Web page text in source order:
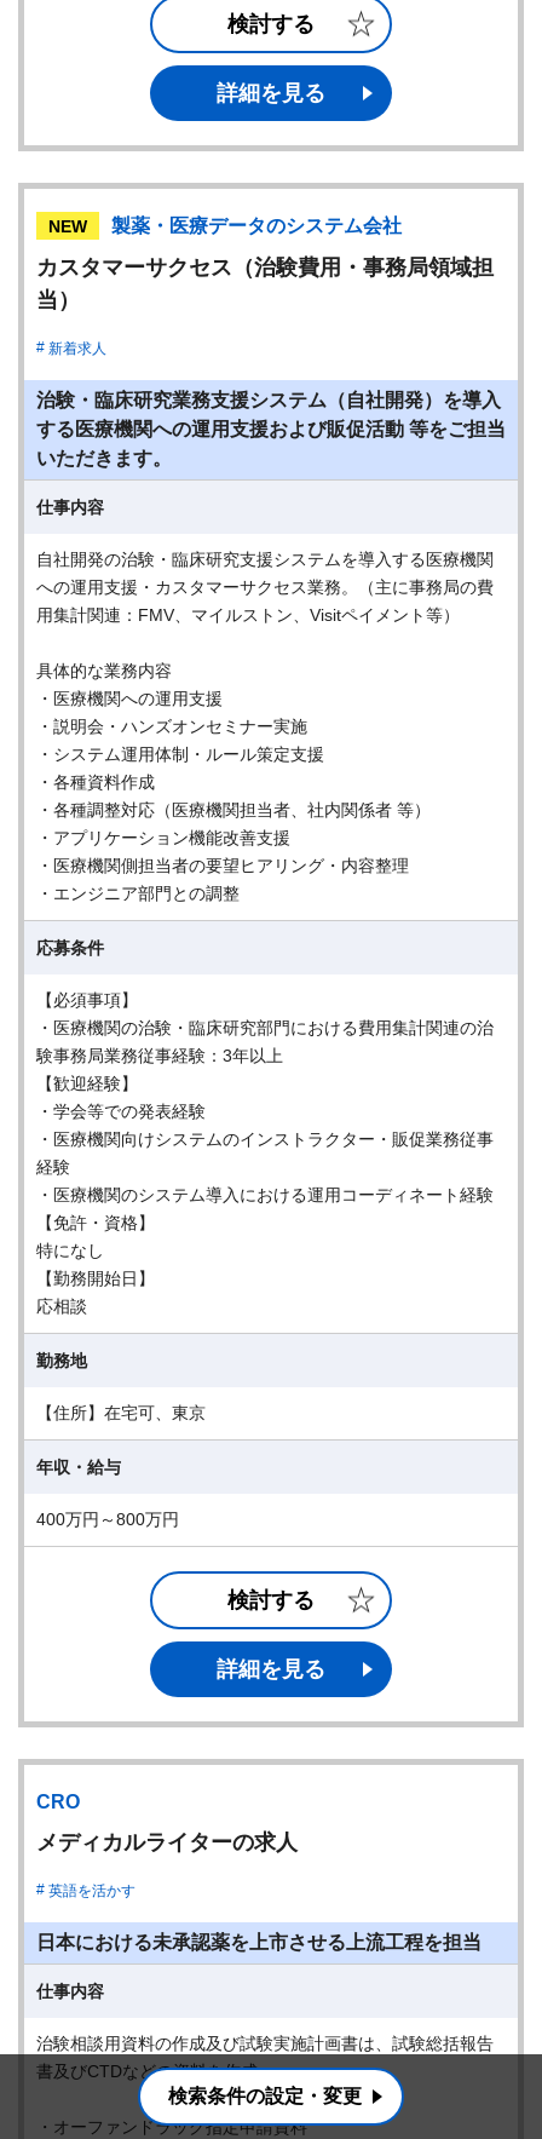
検討する
詳細を見る
NEW 製薬・医療データのシステム会社
カスタマーサクセス（治験費用・事務局領域担
当）
新着求人
治験・臨床研究業務支援システム（自社開発）を導入
する医療機関への運用支援および販促活動 等をご担当
いただきます。
仕事内容
自社開発の治験・臨床研究支援システムを導入する医療機関
への運用支援・カスタマーサクセス業務。（主に事務局の費
用集計関連：FMV、マイルストン、Visitペイメント等）
具体的な業務内容
・医療機関への運用支援
・説明会・ハンズオンセミナー実施
・システム運用体制・ルール策定支援
・各種資料作成
・各種調整対応（医療機関担当者、社内関係者 等）
・アプリケーション機能改善支援
・医療機関側担当者の要望ヒアリング・内容整理
・エンジニア部門との調整
応募条件
【必須事項】
・医療機関の治験・臨床研究部門における費用集計関連の治
験事務局業務従事経験：3年以上
【歓迎経験】
・学会等での発表経験
・医療機関向けシステムのインストラクター・販促業務従事
経験
・医療機関のシステム導入における運用コーディネート経験
【免許・資格】
特になし
【勤務開始日】
応相談
勤務地
【住所】在宅可、東京
年収・給与
400万円～800万円
検討する
詳細を見る
CRO
メディカルライターの求人
英語を活かす
日本における未承認薬を上市させる上流工程を担当
仕事内容
治験相談用資料の作成及び試験実施計画書は、試験総括報告
書及びCTDなどの資料を作成
・オーファンドラッグ指定申請資料
検索条件の設定・変更